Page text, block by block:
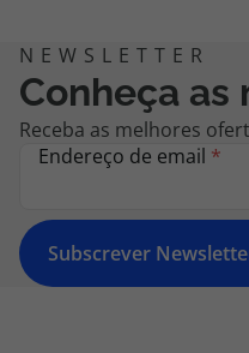
Conheça
Receba as melhores
Endereço de email *
Subscrever